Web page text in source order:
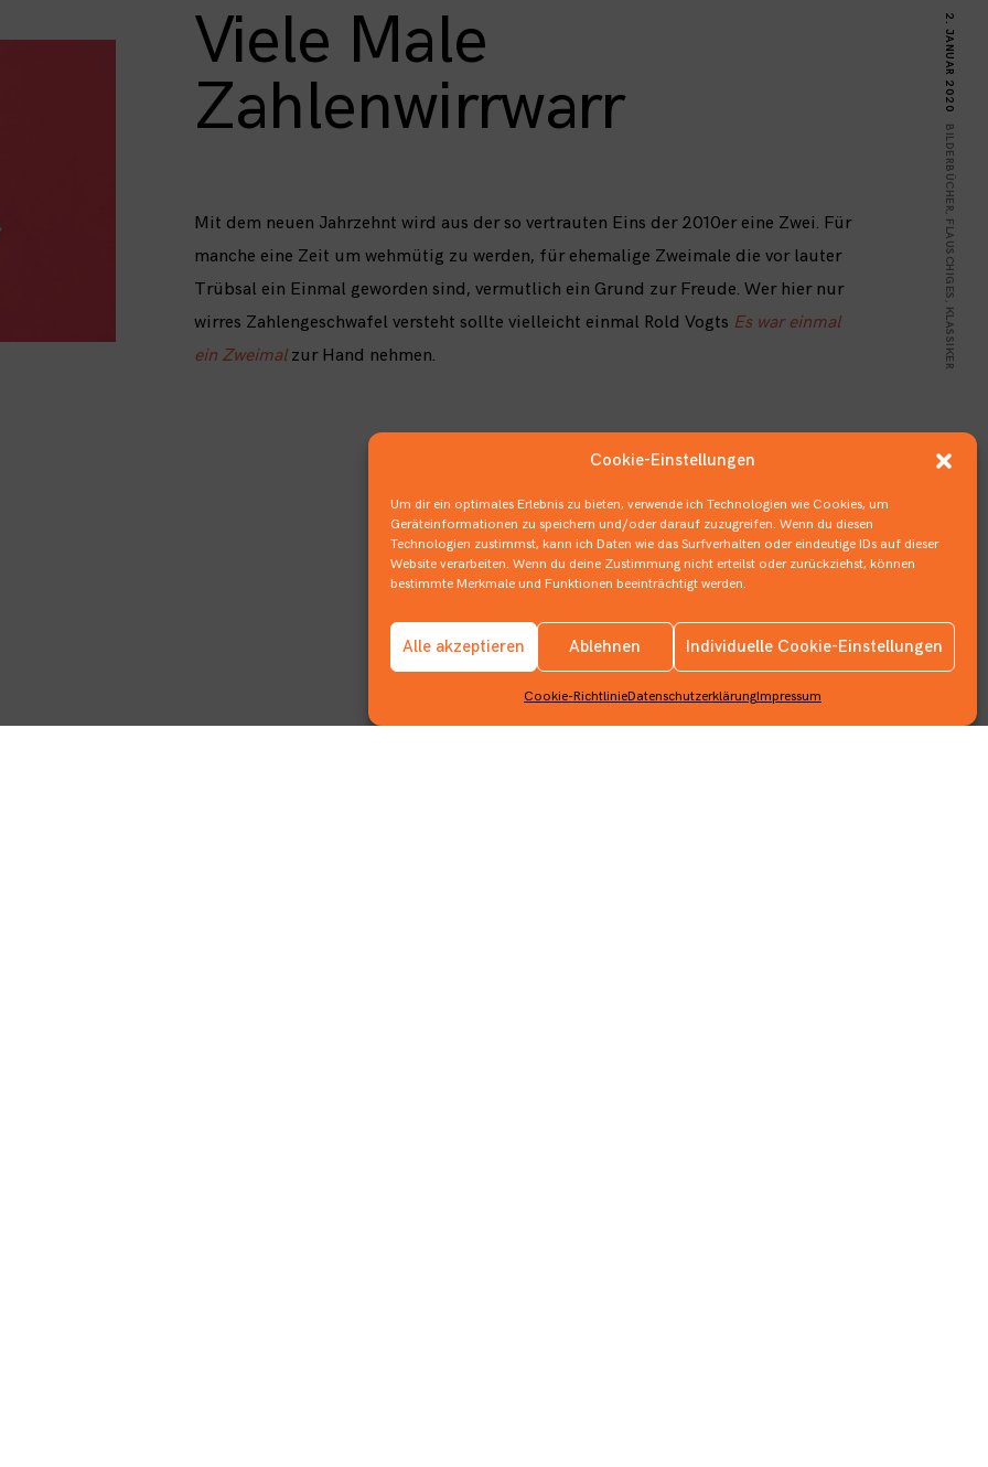
Cookie-Einstellungen
Um dir ein optimales Erlebnis zu bieten, verwende ich Technologien wie Cookies, um
Geräteinformationen zu speichern und/oder darauf zuzugreifen. Wenn du diesen
Technologien zustimmst, kann ich Daten wie das Surfverhalten oder eindeutige IDs auf dieser
Website verarbeiten. Wenn du deine Zustimmung nicht erteilst oder zurückziehst, können
bestimmte Merkmale und Funktionen beeinträchtigt werden.
Alle akzeptieren Ablehnen Individuelle Cookie-Einstellungen
Cookie-RichtlinieDatenschutzerklärungImpressum
Viele Male
Zahlenwirrwarr
2. JANUAR 2020
BILDERBÜCHER
,
FLAUSCHIGES
,
KLASSIKER
Mit dem neuen Jahrzehnt wird aus der so vertrauten Eins der 2010er eine Zwei. Für
manche eine Zeit um wehmütig zu werden, für ehemalige Zweimale die vor lauter
Trübsal ein Einmal geworden sind, vermutlich ein Grund zur Freude. Wer hier nur
wirres Zahlengeschwafel versteht sollte vielleicht einmal Rold Vogts Es war einmal
ein Zweimalzur Hand nehmen.
Datenschutzerklärung